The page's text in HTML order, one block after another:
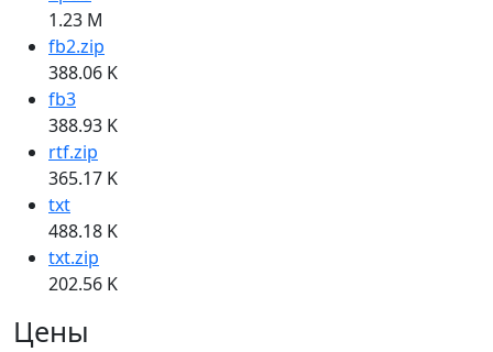
1.23 M
fb2.zip
388.06 K
fb3
388.93 K
rtf.zip
365.17 K
txt
488.18 K
txt.zip
202.56 K
Цены